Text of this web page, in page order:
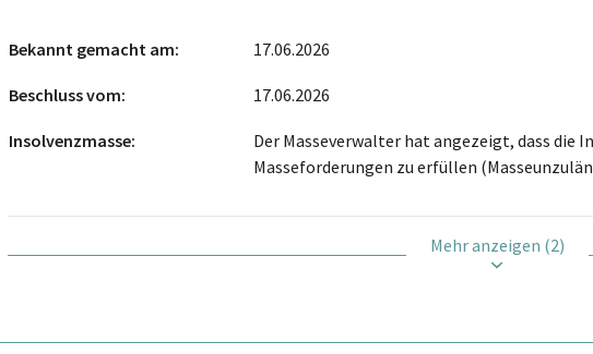
Bekannt gemacht am 17.06.2026
Beschluss vom 17.06.2026
Insolvenzmasse
Der Masseverwalter hat angezeigt, dass die
Masseforderungen zu erfüllen
Mehr anzeigen (2)